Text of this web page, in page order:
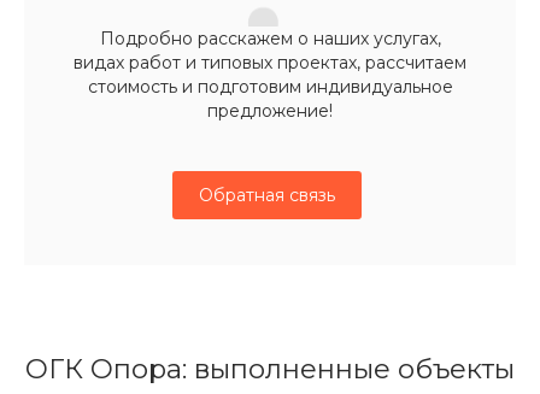
Подробно расскажем о наших услугах,
видах работ и типовых проектах, рассчитаем
стоимость и подготовим индивидуальное
предложение!
Обратная связь
ОГК Опора: выполненные объекты